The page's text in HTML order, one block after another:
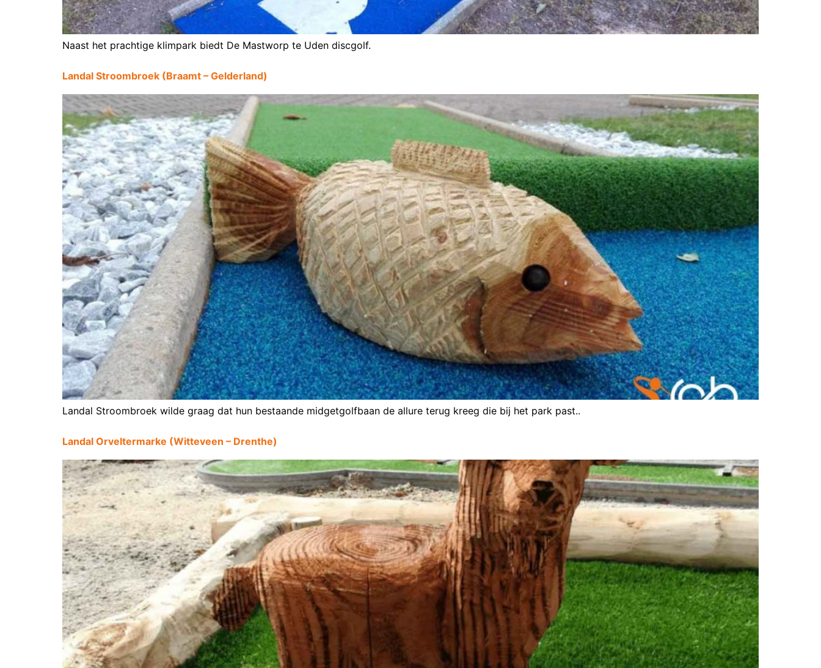
Naast het prachtige klimpark biedt De Mastworp te Uden discgolf.
Landal Stroombroek (Braamt – Gelderland)
Landal Stroombroek wilde graag dat hun bestaande midgetgolfbaan de allure terug kreeg die bij het park past..
Landal Orveltermarke (Witteveen – Drenthe)